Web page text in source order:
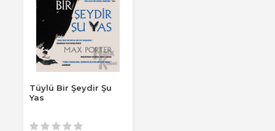
Tüylü Bir Şeydir Şu
Yas